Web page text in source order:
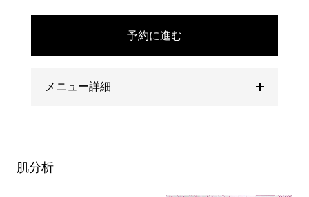
予約に進む
メニュー詳細
肌分析